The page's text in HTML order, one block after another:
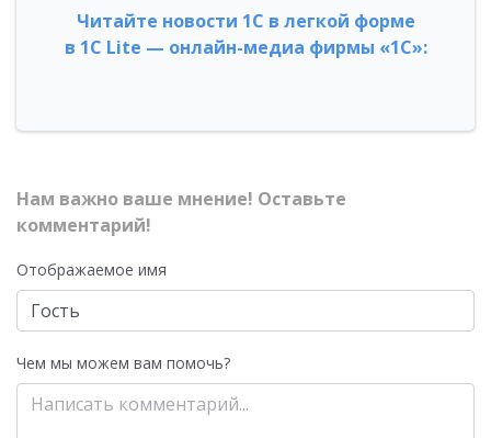
Читайте новости 1С в легкой форме
в 1С Lite — онлайн-медиа фирмы «1С»:
Нам важно ваше мнение! Оставьте
комментарий!
Отображаемое имя
Чем мы можем вам помочь?